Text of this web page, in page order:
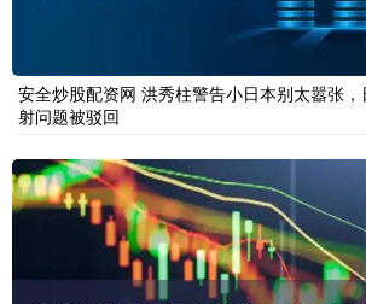
安全炒股配资网 洪秀柱警告小日本别太嚣张
射问题被驳回